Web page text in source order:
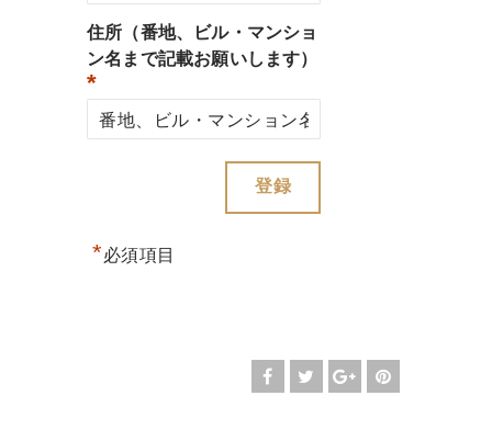
住所（番地、ビル・マンショ
ン名まで記載お願いします）
*
*必須項目